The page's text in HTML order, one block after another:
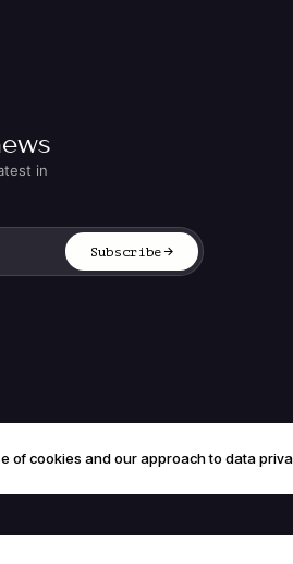
of cookies and our approach to data
in
Subscribe